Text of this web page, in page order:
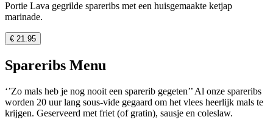
Portie Lava gegrilde spareribs met een huisgemaakte ketjap
marinade.
€ 21.95
Spareribs Menu
‘’Zo mals heb je nog nooit een sparerib gegeten’’ Al onze spareribs
worden 20 uur lang sous-vide gegaard om het vlees heerlijk mals te
krijgen. Geserveerd met friet (of gratin), sausje en coleslaw.